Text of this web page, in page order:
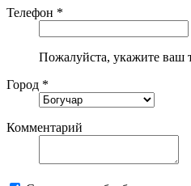
Телефон *
Пожалуйста, укажите ваш
Город *
Комментарий